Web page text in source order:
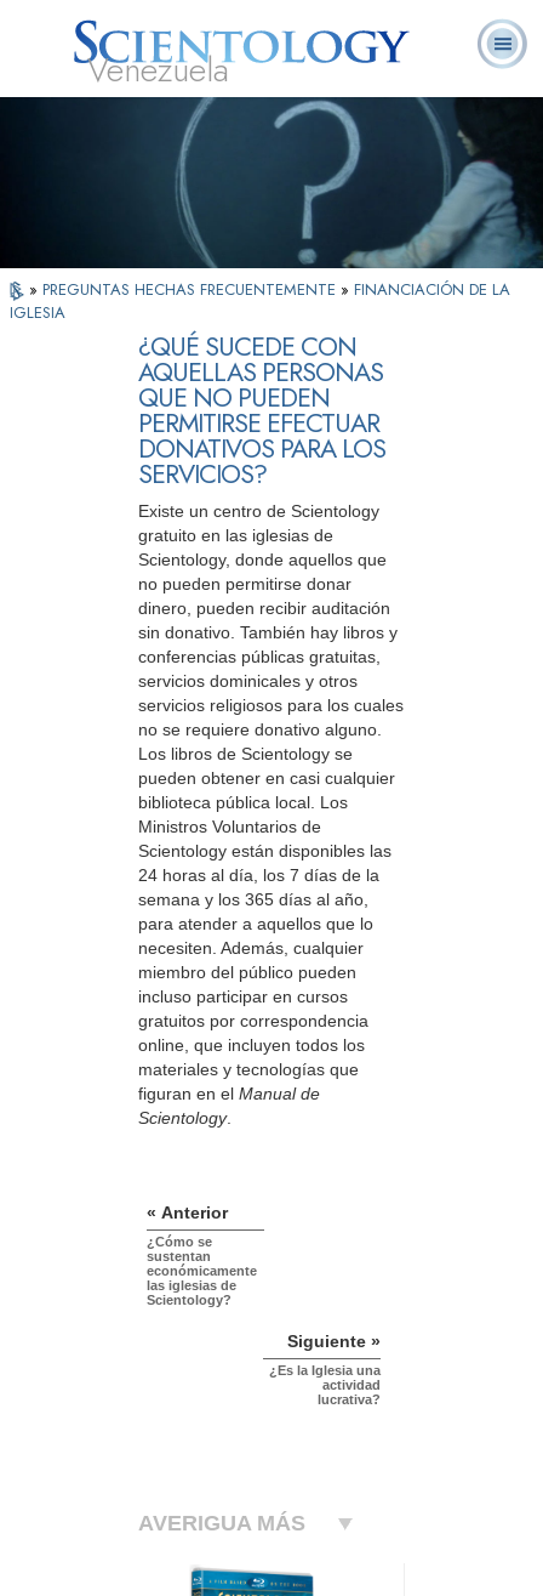
Venezuela
¿Qué es
Scientology?
Ministros
Voluntarios
Preguntas
Frecuentes
» PREGUNTAS HECHAS FRECUENTEMENTE » FINANCIACIÓN DE LA
IGLESIA
¿QUÉ SUCEDE CON
AQUELLAS PERSONAS
QUE NO PUEDEN
PERMITIRSE EFECTUAR
DONATIVOS PARA LOS
SERVICIOS?
Existe un centro de Scientology
gratuito en las iglesias de
Scientology, donde aquellos que
no pueden permitirse donar
dinero, pueden recibir auditación
sin donativo. También hay libros y
conferencias públicas gratuitas,
servicios dominicales y otros
servicios religiosos para los cuales
no se requiere donativo alguno.
Los libros de Scientology se
pueden obtener en casi cualquier
biblioteca pública local. Los
Ministros Voluntarios de
Scientology están disponibles las
24 horas al día, los 7 días de la
semana y los 365 días al año,
para atender a aquellos que lo
necesiten. Además, cualquier
miembro del público pueden
incluso participar en cursos
gratuitos por correspondencia
online, que incluyen todos los
materiales y tecnologías que
figuran en el Manual de
Scientology.
« Anterior
¿Cómo se
sustentan
económicamente
las iglesias de
Scientology?
Siguiente »
¿Es la Iglesia una
actividad
lucrativa?
AVERIGUA MÁS